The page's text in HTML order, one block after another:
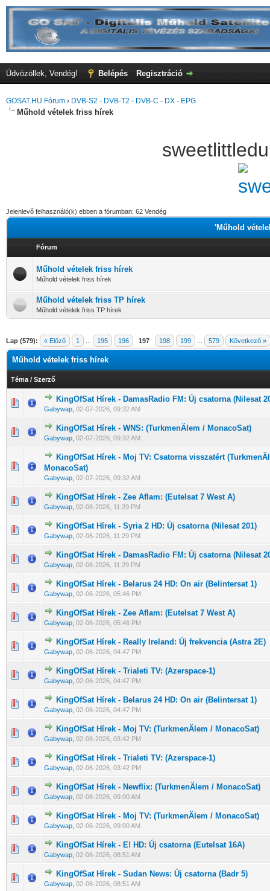
Üdvözöllek, Vendég! Belépés Regisztráció
GOSAT.HU Fórum › DVB-S2 - DVB-T2 - DVB-C - DX - EPG
Műhold vételek friss hírek
Jelenlevő felhasználó(k) ebben a fórumban: 62 Vendég
'Műhold
Fórum
Műhold vételek friss hírek
Műhold vételek friss hírek
Műhold vételek friss TP hírek
Műhold vételek friss TP hírek
Lap (579): « Előző 1 195 196 197 198 199 579 Következő »
Műhold vételek friss hírek
Téma / Szerző
KingOfSat Hírek - DamasRadio FM: Új csatorna (Nilesat
Gabywap 02-07-2026, 09:32 AM
0 Szavazat - 0 / 5 átlagban
12345
KingOfSat Hírek - WNS: (TurkmenÄlem / MonacoSat)
Gabywap 02-07-2026, 09:32 AM
0 Szavazat - 0 / 5 átlagban
123 4 5
KingOfSat Hírek - Moj TV: Csatorna visszatért
MonacoSat)
Gabywap 02-07-2026, 09:32 AM
0 Szavazat - 0 / 5 átlagban
KingOfSat Hírek - Zee Aflam: (Eutelsat 7 West A)
Gabywap 02-06-2026, 11:29 PM
0 Szavazat - 0 / 5 átlagban
12345
KingOfSat Hírek - Syria 2 HD: Új csatorna (Nilesat 201)
Gabywap 02-06-2026, 11:29 PM
0 Szavazat - 0 / 5 átlagban
1 23 4 5
KingOfSat Hírek - DamasRadio FM: Új csatorna (Nilesat
Gabywap 02-06-2026, 11:29 PM
0 Szavazat - 0 / 5 átlagban
12345
KingOfSat Hírek - Belarus 24 HD: On air (Belintersat 1)
Gabywap 02-06-2026, 05:46 PM
0 Szavazat - 0 / 5 átlagban
12345
KingOfSat Hírek - Zee Aflam: (Eutelsat 7 West A)
Gabywap 02-06-2026, 05:46 PM
0 Szavazat - 0 / 5 átlagban
12345
KingOfSat Hírek - Really Ireland: Új frekvencia (Astra 2E)
Gabywap 02-06-2026, 04:47 PM
0 Szavazat - 0 / 5 átlagban
12345
KingOfSat Hírek - Trialeti TV: (Azerspace-1)
Gabywap 02-06-2026, 04:47 PM
0 Szavazat - 0 / 5 átlagban
1234 5
KingOfSat Hírek - Belarus 24 HD: On air (Belintersat 1)
Gabywap 02-06-2026, 04:47 PM
0 Szavazat - 0 / 5 átlagban
12345
KingOfSat Hírek - Moj TV: (TurkmenÄlem / MonacoSat)
Gabywap 02-06-2026, 03:42 PM
0 Szavazat - 0 / 5 átlagban
12 3 45
KingOfSat Hírek - Trialeti TV: (Azerspace-1)
Gabywap 02-06-2026, 03:42 PM
0 Szavazat - 0 / 5 átlagban
1234 5
KingOfSat Hírek - Newflix: (TurkmenÄlem / MonacoSat)
Gabywap 02-06-2026, 09:00 AM
0 Szavazat - 0 / 5 átlagban
12345
KingOfSat Hírek - Moj TV: (TurkmenÄlem / MonacoSat)
Gabywap 02-06-2026, 09:00 AM
0 Szavazat - 0 / 5 átlagban
12 3 45
KingOfSat Hírek - E! HD: Új csatorna (Eutelsat 16A)
Gabywap 02-06-2026, 08:51 AM
0 Szavazat - 0 / 5 átlagban
1 2345
KingOfSat Hírek - Sudan News: Új csatorna (Badr 5)
Gabywap 02-06-2026, 08:51 AM
0 Szavazat - 0 / 5 átlagban
1234 5